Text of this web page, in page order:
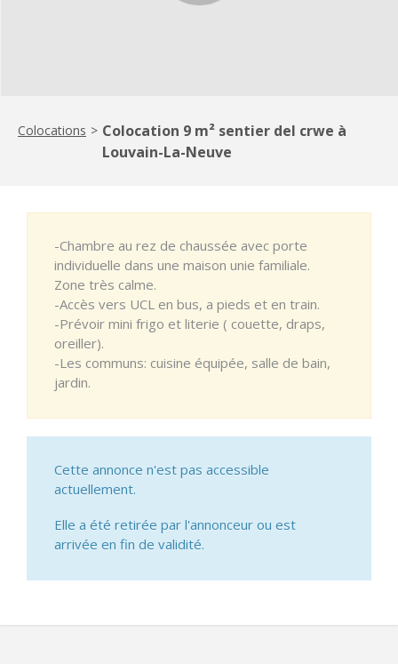
Colocations > Colocation 9 m² sentier del crwe à
Louvain-La-Neuve
-Chambre au rez de chaussée avec porte
individuelle dans une maison unie familiale.
Zone très calme.
-Accès vers UCL en bus, a pieds et en train.
-Prévoir mini frigo et literie ( couette, draps,
oreiller).
-Les communs: cuisine équipée, salle de bain,
jardin.
Cette annonce n'est pas accessible
actuellement.
Elle a été retirée par l'annonceur ou est
arrivée en fin de validité.